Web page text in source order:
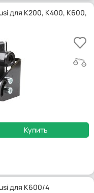
для K200, K400, K600,
Купить
для K600/4